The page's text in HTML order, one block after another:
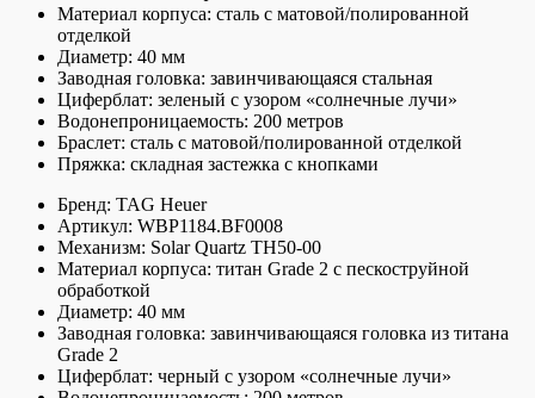
Материал корпуса: сталь с матовой/полированной
отделкой
Диаметр: 40 мм
Заводная головка: завинчивающаяся стальная
Циферблат: зеленый с узором «солнечные лучи»
Водонепроницаемость: 200 метров
Браслет: сталь с матовой/полированной отделкой
Пряжка: складная застежка с кнопками
Бренд: TAG Heuer
Артикул: WBP1184.BF0008
Механизм: Solar Quartz TH50-00
Материал корпуса: титан Grade 2 с пескоструйной
обработкой
Диаметр: 40 мм
Заводная головка: завинчивающаяся головка из титана
Grade 2
Циферблат: черный с узором «солнечные лучи»